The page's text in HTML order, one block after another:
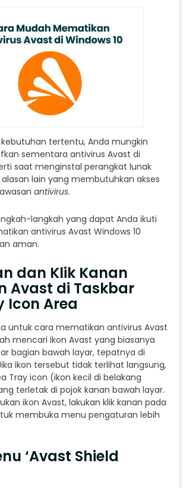
tertentu, Anda mungkin
sementara antivirus Avast di
saat menginstal perangkat lunak
lain yang membutuhkan akses
antivirus.
langkah yang dapat Anda ikuti
antivirus Avast Windows 10
aman.
dan Klik Kanan
Avast di Taskbar
Icon Area
untuk cara mematikan antivirus Avast
mencari ikon Avast yang biasanya
bagian bawah layar, tepatnya di
ikon tersebut tidak terlihat langsung,
Tray icon (ikon kecil di belakang
terletak di pojok kanan bawah layar.
ikon Avast, lakukan klik kanan pada
membuka menu pengaturan lebih
‘Avast Shield